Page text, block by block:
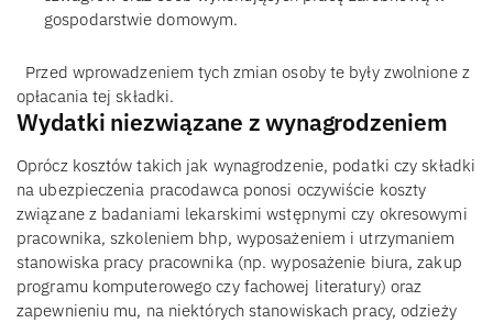
gospodarstwie domowym.
Przed wprowadzeniem tych zmian osoby te były zwolnione z
opłacania tej składki.
Wydatki niezwiązane z wynagrodzeniem
Oprócz kosztów takich jak wynagrodzenie, podatki czy składki
na ubezpieczenia pracodawca ponosi oczywiście koszty
związane z badaniami lekarskimi wstępnymi czy okresowymi
pracownika, szkoleniem bhp, wyposażeniem i utrzymaniem
stanowiska pracy pracownika (np. wyposażenie biura, zakup
programu komputerowego czy fachowej literatury) oraz
zapewnieniu mu, na niektórych stanowiskach pracy, odzieży